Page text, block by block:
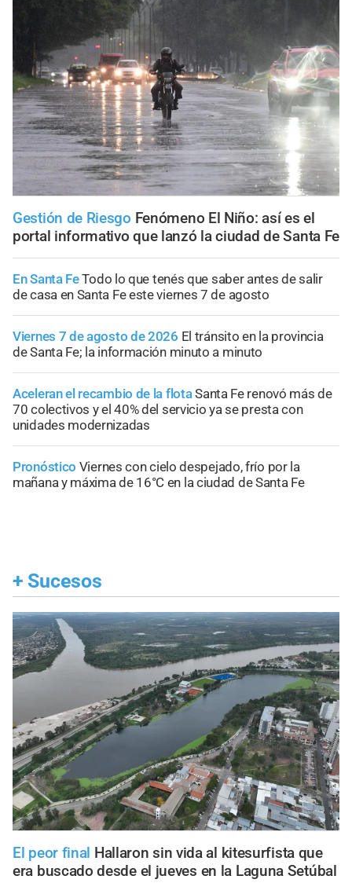
Gestión de Riesgo Fenómeno El Niño: así es el
portal informativo que lanzó la ciudad de Santa Fe
En Santa FeTodo lo que tenés que saber antes de salir
de casa en Santa Fe este viernes 7 de agosto
Viernes 7 de agosto de 2026 El tránsito en la provincia
de Santa Fe; la información minuto a minuto
Aceleran el recambio de la flotaSanta Fe renovó más de
70 colectivos y el 40% del servicio ya se presta con
unidades modernizadas
Pronóstico Viernes con cielo despejado, frío por la
mañana y máxima de 16°C en la ciudad de Santa Fe
+ Sucesos
El peor final Hallaron sin vida al kitesurfista que
era buscado desde el jueves en la Laguna Setúbal